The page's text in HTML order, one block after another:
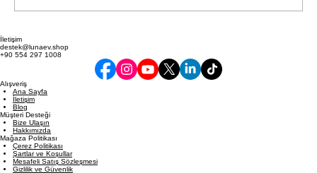
İletişim
destek@lunaev.shop
+90 554 297 1008
Alışveriş
Ana Sayfa
İletişim
Blog
Müşteri Desteği
Bize Ulaşın
Hakkımızda
Mağaza Politikası
Çerez Politikası
Şartlar ve Koşullar
Mesafeli Satış Sözleşmesi
Gizlilik ve Güvenlik